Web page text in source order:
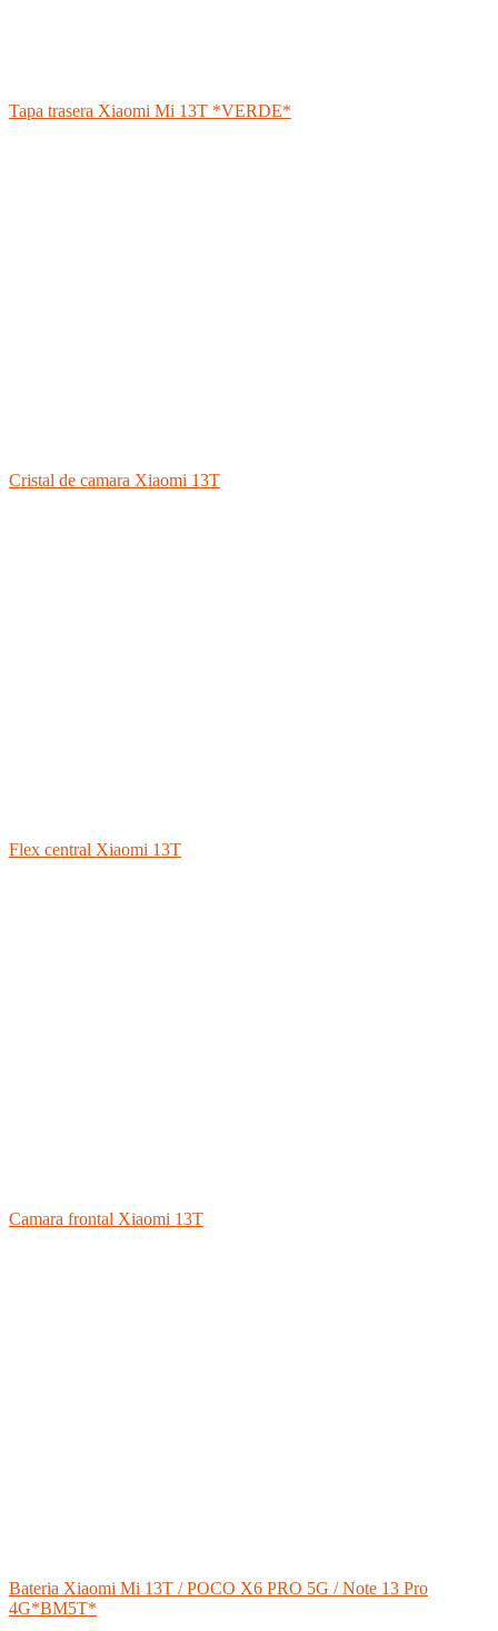
Tapa trasera Xiaomi Mi 13T *VERDE*
Cristal de camara Xiaomi 13T
Flex central Xiaomi 13T
Camara frontal Xiaomi 13T
Bateria Xiaomi Mi 13T / POCO X6 PRO 5G / Note 13 Pro
4G*BM5T*